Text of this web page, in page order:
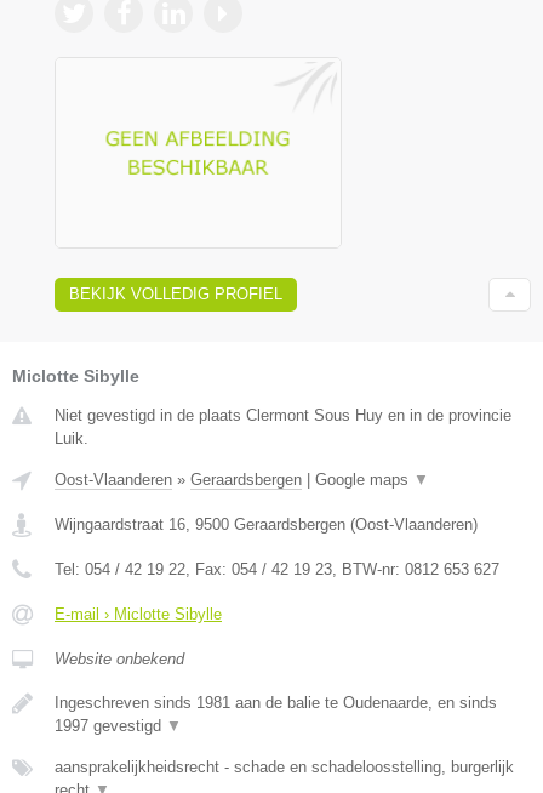
BEKIJK VOLLEDIG PROFIEL
Miclotte Sibylle
Niet gevestigd in de plaats Clermont Sous Huy en in de provincie
Luik.
Oost-Vlaanderen » Geraardsbergen Google maps ▼
Wijngaardstraat 16, 9500 Geraardsbergen (Oost-Vlaanderen)
Tel: 054 / 42 19 22, Fax: 054 / 42 19 23, BTW-nr: 0812 653 627
E-mail › Miclotte Sibylle
Website onbekend
Ingeschreven sinds 1981 aan de balie te Oudenaarde, en sinds
1997 gevestigd ▼
aansprakelijkheidsrecht - schade en schadeloosstelling, burgerlijk